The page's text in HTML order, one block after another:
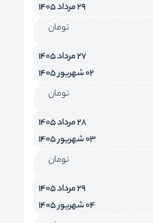
29 مرداد 1405
تومان
27 مرداد 1405
02 شهریور 1405
تومان
28 مرداد 1405
03 شهریور 1405
تومان
29 مرداد 1405
04 شهریور 1405